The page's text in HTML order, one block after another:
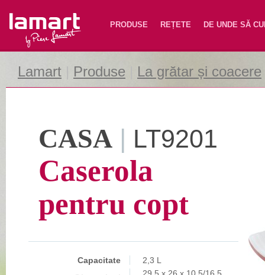
Lamart PRODUSE REȚETE DE UNDE SĂ
Lamart Produse La grătar și coacere
CASA | LT9201
Caserola
pentru copt
Capacitate
2,3 L